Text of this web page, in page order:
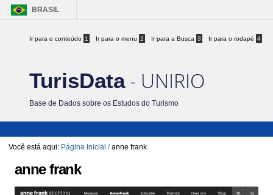
BRASIL
Ir para o conteúdo 1 Ir para o menu 2 Ir para a Busca 3 Ir para o rodapé 4
TurisData- UNIRIO
Base de Dados sobre os Estudos do Turismo
Você está aqui: Página Inicial /anne frank
anne frank